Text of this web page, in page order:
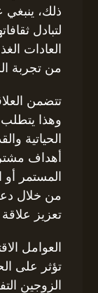
ذلك،
لتبادل
العادات
من تجربة
تتضمن
وهذا
الحياتية
أهداف
المستمر
من خلال
تعزيز
العوامل
تؤثر على
الزوجين